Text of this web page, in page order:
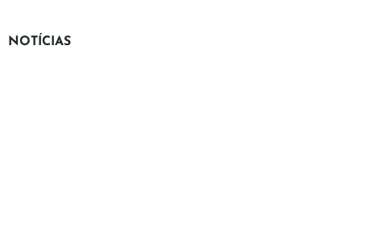
NOTÍCIAS